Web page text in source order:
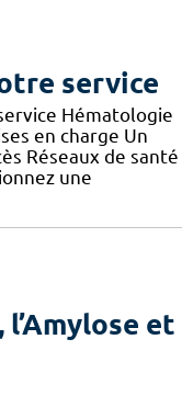
service
Hématologie
en charge Un
Réseaux de santé
une
et